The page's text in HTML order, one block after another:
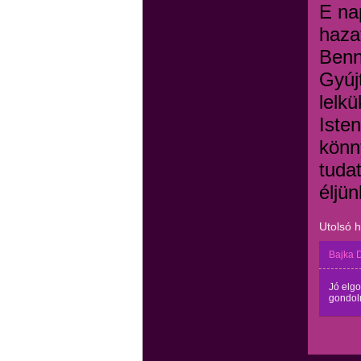
E
Utolsó
Bajka
Jó